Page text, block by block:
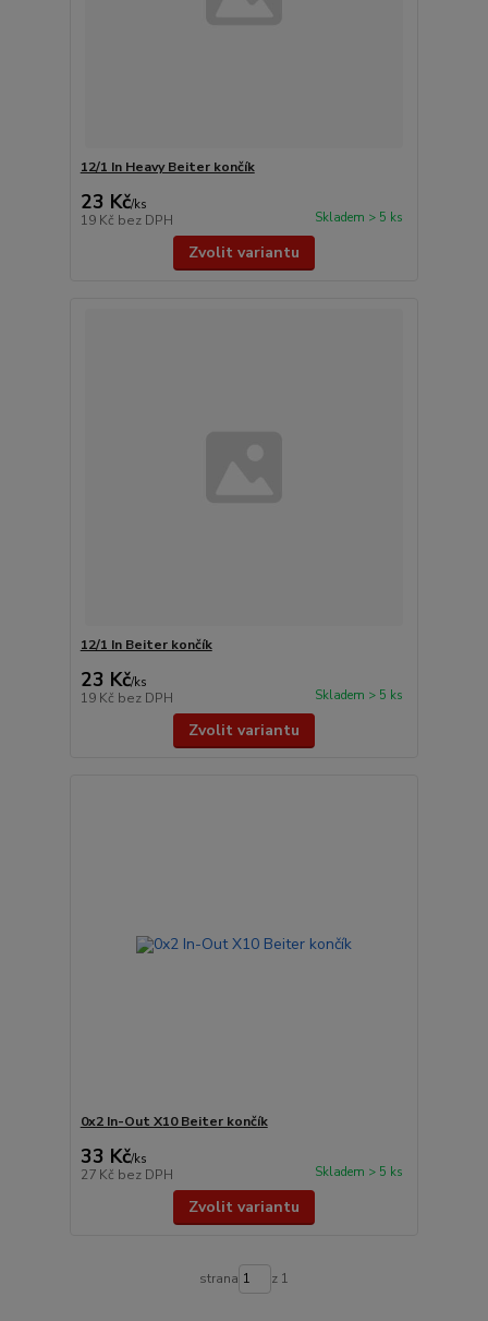
12/1 In Heavy Beiter končík
23 Kč/ks
19 Kč bez DPH Skladem > 5 ks
Zvolit variantu
12/1 In Beiter končík
23 Kč/ks
19 Kč bez DPH Skladem > 5 ks
Zvolit variantu
0x2 In-Out X10 Beiter končík
33 Kč/ks
27 Kč bez DPH Skladem > 5 ks
Zvolit variantu
strana z 1